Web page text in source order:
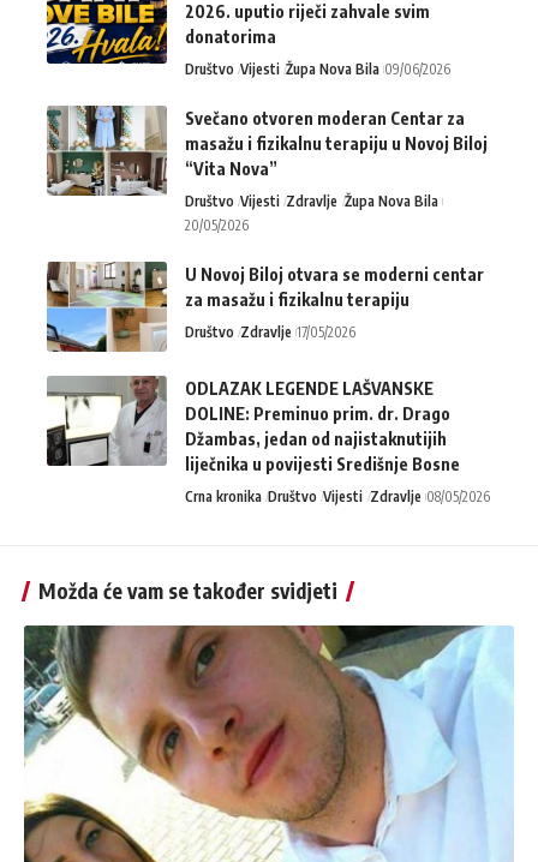
2026. uputio riječi zahvale svim
donatorima
Društvo Vijesti Župa Nova Bila 09/06/2026
Svečano otvoren moderan Centar za
masažu i fizikalnu terapiju u Novoj Biloj
“Vita Nova”
Društvo Vijesti Zdravlje Župa Nova Bila
20/05/2026
U Novoj Biloj otvara se moderni centar
za masažu i fizikalnu terapiju
Društvo Zdravlje 17/05/2026
ODLAZAK LEGENDE LAŠVANSKE
DOLINE: Preminuo prim. dr. Drago
Džambas, jedan od najistaknutijih
liječnika u povijesti Središnje Bosne
Crna kronika Društvo Vijesti Zdravlje 08/05/2026
Možda će vam se također svidjeti